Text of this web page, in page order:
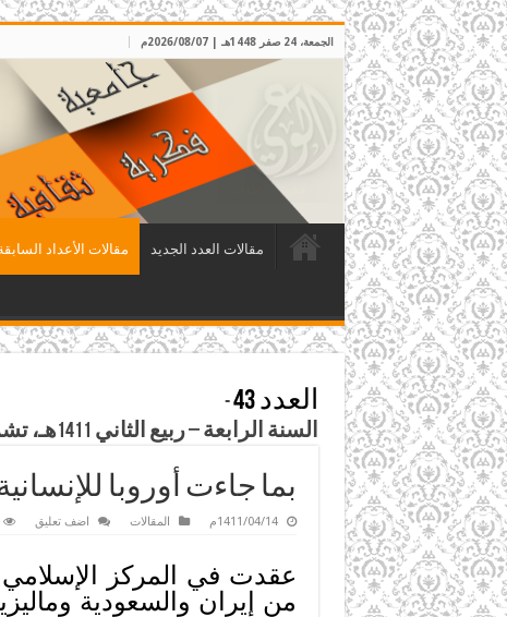
الجمعة، 24 صفر 1448هـ | 2026/08/07م
مقالات العدد الجديد مقالات الأعداد
العدد 43
-
السنة الرابعة – ربيع الثاني 1411هـ، تشرين الثاني 1990م
بما جاءت أوروبا
1411/04/14م المقالات اضف تعليق
عقدت في المركز
من إيران والسعودية